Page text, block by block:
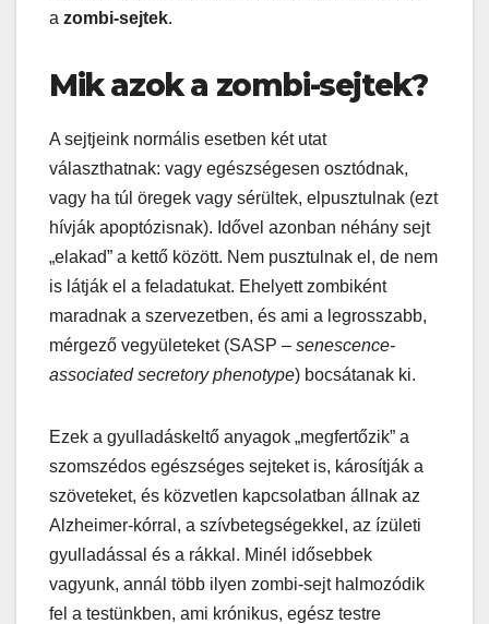
a zombi-sejtek.
Mik azok a zombi-sejtek?
A sejtjeink normális esetben két utat
választhatnak: vagy egészségesen osztódnak,
vagy ha túl öregek vagy sérültek, elpusztulnak (ezt
hívják apoptózisnak). Idővel azonban néhány sejt
„elakad” a kettő között. Nem pusztulnak el, de nem
is látják el a feladatukat. Ehelyett zombiként
maradnak a szervezetben, és ami a legrosszabb,
mérgező vegyületeket (SASP – senescence-
associated secretory phenotype) bocsátanak ki.
Ezek a gyulladáskeltő anyagok „megfertőzik” a
szomszédos egészséges sejteket is, károsítják a
szöveteket, és közvetlen kapcsolatban állnak az
Alzheimer-kórral, a szívbetegségekkel, az ízületi
gyulladással és a rákkal. Minél idősebbek
vagyunk, annál több ilyen zombi-sejt halmozódik
fel a testünkben, ami krónikus, egész testre